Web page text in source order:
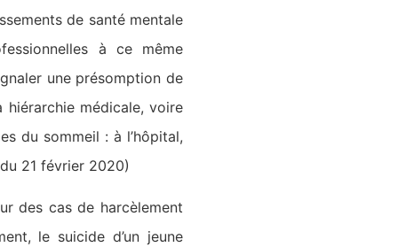
de santé mentale
à ce même
une présomption de
médicale, voire
du sommeil : à l’hôpital,
21 février 2020)
des cas de harcèlement
le suicide d’un jeune